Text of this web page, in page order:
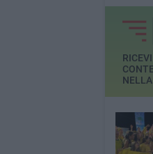
Un tutto
per
della